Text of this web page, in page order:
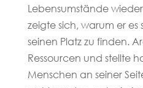
Lebensumstände
zeigte sich, warum er es
seinen Platz zu finden.
Ressourcen und stellte
Menschen an seiner